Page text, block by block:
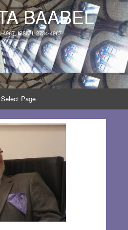
BAABEL
4967, ISSN-L 2734-4967
Select Page